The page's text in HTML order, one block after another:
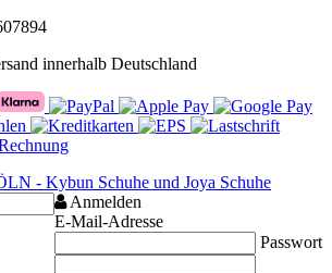
innerhalb Deutschland
Anmelden
E-Mail-Adresse
Passwort